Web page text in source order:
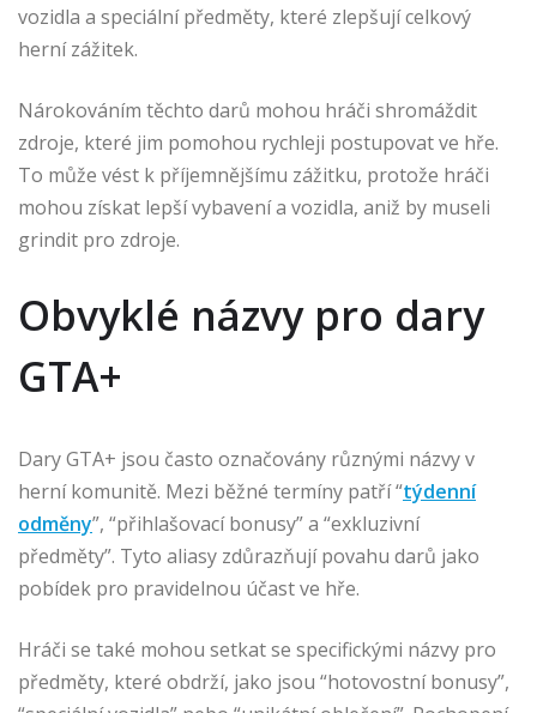
vozidla a speciální předměty, které zlepšují celkový
herní zážitek.
Nárokováním těchto darů mohou hráči shromáždit
zdroje, které jim pomohou rychleji postupovat ve hře.
To může vést k příjemnějšímu zážitku, protože hráči
mohou získat lepší vybavení a vozidla, aniž by museli
grindit pro zdroje.
Obvyklé názvy pro dary
GTA+
Dary GTA+ jsou často označovány různými názvy v
herní komunitě. Mezi běžné termíny patří “týdenní
odměny”, “přihlašovací bonusy” a “exkluzivní
předměty”. Tyto aliasy zdůrazňují povahu darů jako
pobídek pro pravidelnou účast ve hře.
Hráči se také mohou setkat se specifickými názvy pro
předměty, které obdrží, jako jsou “hotovostní bonusy”,